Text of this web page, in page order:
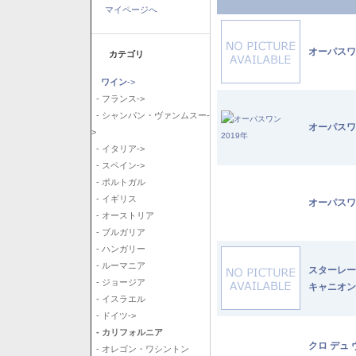
マイページへ
カテゴリ
ワイン->
- フランス->
- シャンパン・ヴァンムスー-
>
- イタリア->
- スペイン->
- ポルトガル
- イギリス
- オーストリア
- ブルガリア
- ハンガリー
- ルーマニア
- ジョージア
- イスラエル
- ドイツ->
- カリフォルニア
- オレゴン・ワシントン
オーパス
オーパス
オーパス
スターレ
キャニオ
クロ デュ